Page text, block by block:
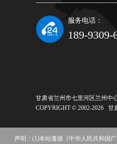
服务电话：
189-9309-
甘肃省兰州市七里河区兰州中
COPYRIGHT © 2002-2026 甘
声明：(1)本站遵循《中华人民共和国